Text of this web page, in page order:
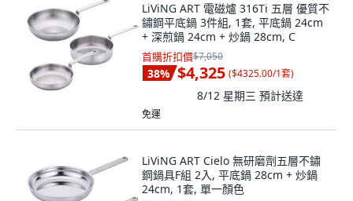
LiViNG ART 電磁爐 316Ti 五層 優質不
鏽鋼平底鍋 3件組, 1套, 平底鍋 24cm
+ 深煎鍋 24cm + 炒鍋 28cm, C
首購折扣價$7,050
38% $4,325 ($4325.00/1套)
8/12 星期三 預計送達
免運
LiViNG ART Cielo 無研磨劑五層不鏽
鋼鍋具F組 2入, 平底鍋 28cm + 炒鍋
24cm, 1套, 單一顏色